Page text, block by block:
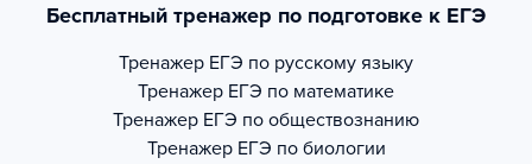
Бесплатный тренажер по подготовке к ЕГЭ
Тренажер ЕГЭ по русскому языку
Тренажер ЕГЭ по математике
Тренажер ЕГЭ по обществознанию
Тренажер ЕГЭ по биологии